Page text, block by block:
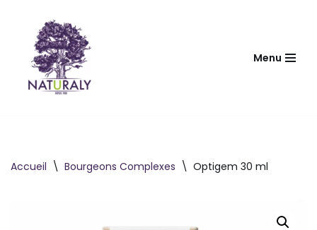
contenu
Menu
Accueil \ Bourgeons Complexes \ Optigem 30 ml